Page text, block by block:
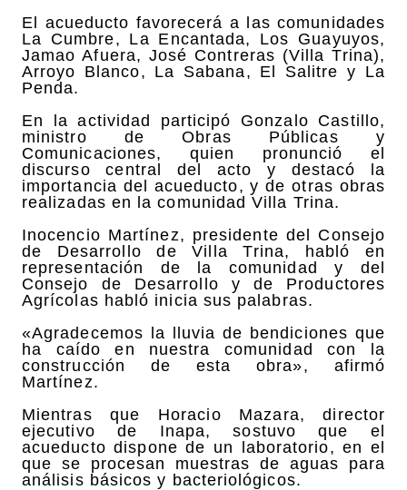
El acueducto favorecerá a las comunidades
La Cumbre, La Encantada, Los Guayuyos,
Jamao Afuera, José Contreras (Villa Trina),
Arroyo Blanco, La Sabana, El Salitre y La
Penda.
En la actividad participó Gonzalo Castillo,
ministro de Obras Públicas y
Comunicaciones, quien pronunció el
discurso central del acto y destacó la
importancia del acueducto, y de otras obras
realizadas en la comunidad Villa Trina.
Inocencio Martínez, presidente del Consejo
de Desarrollo de Villa Trina, habló en
representación de la comunidad y del
Consejo de Desarrollo y de Productores
Agrícolas habló inicia sus palabras.
«Agradecemos la lluvia de bendiciones que
ha caído en nuestra comunidad con la
construcción de esta obra», afirmó
Martínez.
Mientras que Horacio Mazara, director
ejecutivo de Inapa, sostuvo que el
acueducto dispone de un laboratorio, en el
que se procesan muestras de aguas para
análisis básicos y bacteriológicos.